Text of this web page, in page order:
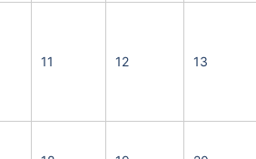
11 12 13